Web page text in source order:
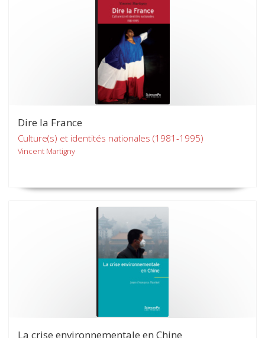
Dire la France
Culture(s) et identités nationales (1981-1995)
Vincent Martigny
La crise environnementale en Chine